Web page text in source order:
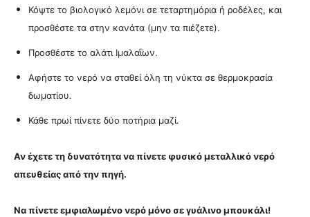
Κόψτε το βιολογικό λεμόνι σε τεταρτημόρια ή ροδέλες, και
προσθέστε τα στην κανάτα (μην τα πιέζετε).
Προσθέστε το αλάτι Ιμαλαΐων.
Αφήστε το νερό να σταθεί όλη τη νύκτα σε θερμοκρασία
δωματίου.
Κάθε πρωί πίνετε δύο ποτήρια μαζί.
Αν έχετε τη δυνατότητα να πίνετε φυσικό μεταλλικό νερό
απευθείας από την πηγή.
Να πίνετε εμφιαλωμένο νερό μόνο σε γυάλινο μπουκάλι!